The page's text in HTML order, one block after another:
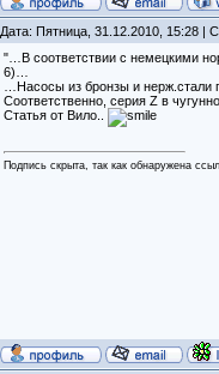
Дата: Пятница, 31.12.2010, 15:28 |
"…В соответствии с немецкими
6)…
…Насосы из бронзы и нерж.стали
Соответственно, серия Z в
Статья от Вило..
Подпись скрыта, так как обнаружена